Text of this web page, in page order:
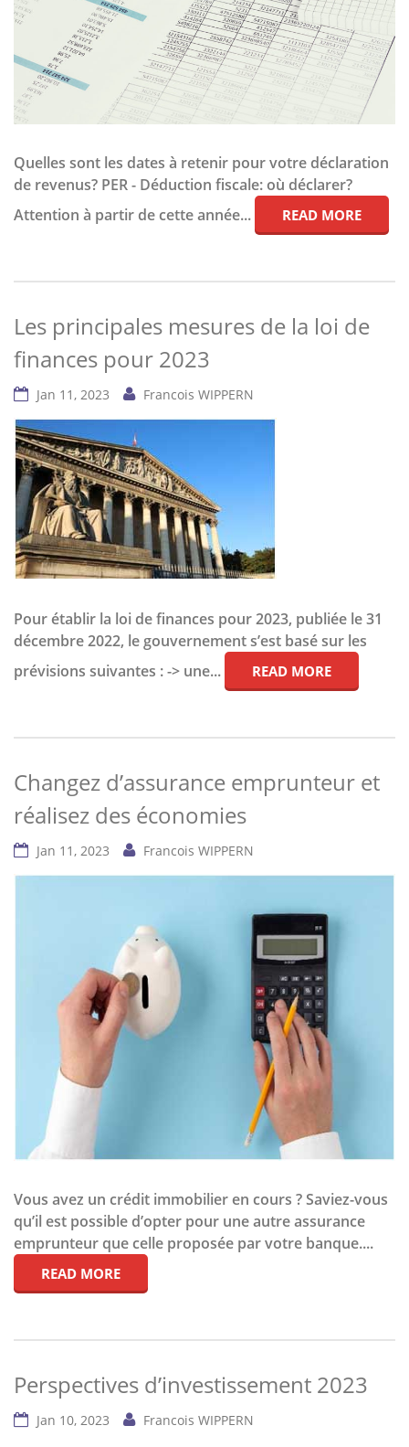
Quelles sont les dates à retenir pour votre déclaration
de revenus? PER - Déduction fiscale: où déclarer?
Attention à partir de cette année...
READ MORE
Les principales mesures de la loi de
finances pour 2023
Jan 11, 2023 Francois WIPPERN
Pour établir la loi de finances pour 2023, publiée le 31
décembre 2022, le gouvernement s’est basé sur les
prévisions suivantes : -> une...
READ MORE
Changez d’assurance emprunteur et
réalisez des économies
Jan 11, 2023 Francois WIPPERN
Vous avez un crédit immobilier en cours ? Saviez-vous
qu’il est possible d’opter pour une autre assurance
emprunteur que celle proposée par votre banque....
READ MORE
Perspectives d’investissement 2023
Jan 10, 2023 Francois WIPPERN